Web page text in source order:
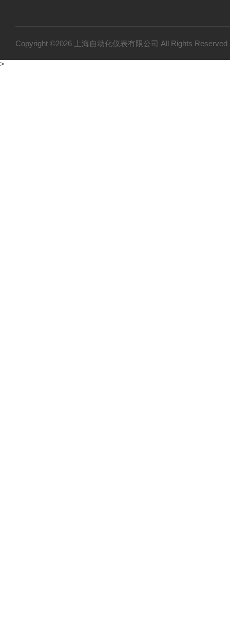
Copyright ©2026 上海自动化仪表有限公司 All Rights
>